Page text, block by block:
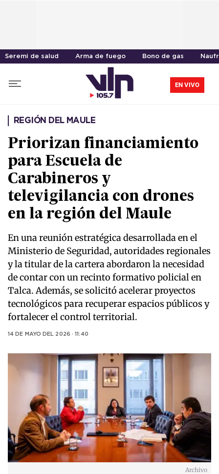
Seremi de salud Arma de fuego Bono de gas
EN VIVO
REGIÓN DEL MAULE
Priorizan financiamiento
para Escuela de
Carabineros y
televigilancia con drones
en la región del Maule
En una reunión estratégica desarrollada en el
Ministerio de Seguridad, autoridades regionales
y la titular de la cartera abordaron la necesidad
de contar con un recinto formativo policial en
Talca. Además, se solicitó acelerar proyectos
tecnológicos para recuperar espacios públicos y
fortalecer el control territorial.
14 DE MAYO DEL 2026 · 11:40
Archivo